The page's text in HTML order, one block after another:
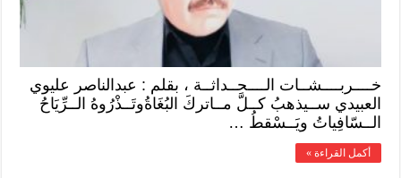
خــــربــــشــات الــــحــداثــة ، بقلم : عبدالناصر عليوي
العبيدي ســيذهبُ كــلَّ مــاتركَ البُغَاةُوتَــذْرُوهُ الــرِّيَاحُ
الــسّافِياتُ ويَــسْقطُ …
أكمل القراءة »